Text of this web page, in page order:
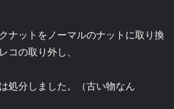
ナットをノーマルのナットに取り換
コの取り外し、
処分しました。（古い物なん